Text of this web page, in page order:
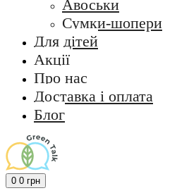
Авоськи
Сумки-шопери
Для дітей
Акції
Про нас
Доставка і оплата
Блог
0 0 грн